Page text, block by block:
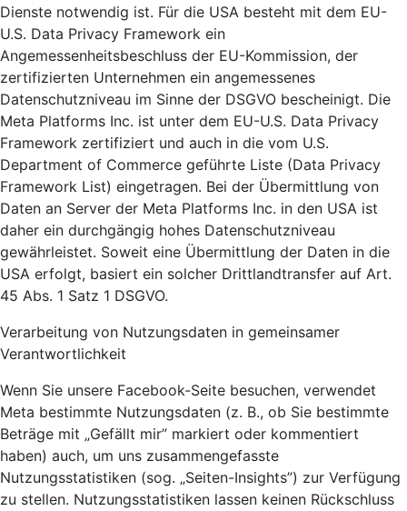
Dienste notwendig ist. Für die USA besteht mit dem EU-
U.S. Data Privacy Framework ein
Angemessenheitsbeschluss der EU-Kommission, der
zertifizierten Unternehmen ein angemessenes
Datenschutzniveau im Sinne der DSGVO bescheinigt. Die
Meta Platforms Inc. ist unter dem EU-U.S. Data Privacy
Framework zertifiziert und auch in die vom U.S.
Department of Commerce geführte Liste (Data Privacy
Framework List) eingetragen. Bei der Übermittlung von
Daten an Server der Meta Platforms Inc. in den USA ist
daher ein durchgängig hohes Datenschutzniveau
gewährleistet. Soweit eine Übermittlung der Daten in die
USA erfolgt, basiert ein solcher Drittlandtransfer auf Art.
45 Abs. 1 Satz 1 DSGVO.
Verarbeitung von Nutzungsdaten in gemeinsamer
Verantwortlichkeit
Wenn Sie unsere Facebook-Seite besuchen, verwendet
Meta bestimmte Nutzungsdaten (z. B., ob Sie bestimmte
Beträge mit „Gefällt mir” markiert oder kommentiert
haben) auch, um uns zusammengefasste
Nutzungsstatistiken (sog. „Seiten-Insights”) zur Verfügung
zu stellen. Nutzungsstatistiken lassen keinen Rückschluss